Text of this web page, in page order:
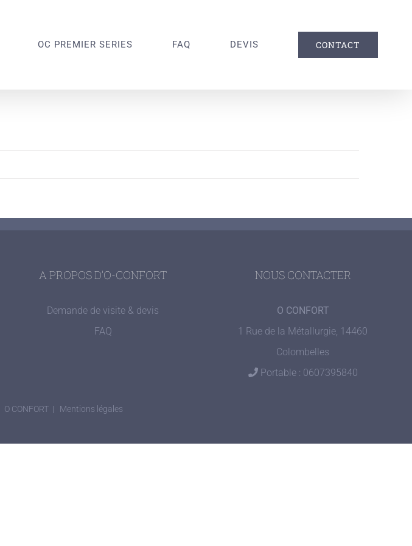
OC PREMIER SERIES FAQ DEVIS CONTACT
A PROPOS D’O-CONFORT
Demande de visite & devis
FAQ
NOUS CONTACTER
O CONFORT
1 Rue de la Métallurgie, 14460
Colombelles
Portable : 0607395840
O CONFORT | Mentions légales